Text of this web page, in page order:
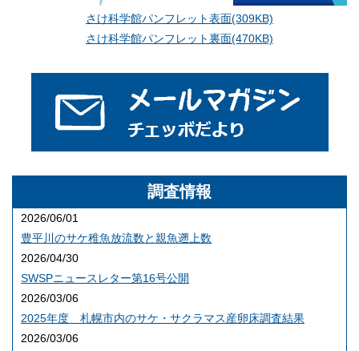
さけ科学館パンフレット表面(309KB)
さけ科学館パンフレット裏面(470KB)
調査情報
2026/06/01
豊平川のサケ稚魚放流数と親魚遡上数
2026/04/30
SWSPニュースレター第16号公開
2026/03/06
2025年度 札幌市内のサケ・サクラマス産卵床調査結果
2026/03/06